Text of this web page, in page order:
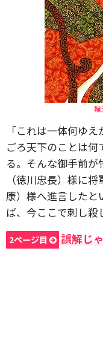
輪
「これは一体何ゆ
ごろ天下のことは何
る。そんな御手前が
（徳川忠長）様に
康）様へ進言したと
ば、今ここで刺し殺
2ページ目 誤解じ